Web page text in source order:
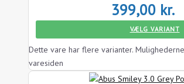
399,00 kr.
VÆLG VARIANT
Dette vare har flere varianter.
varesiden